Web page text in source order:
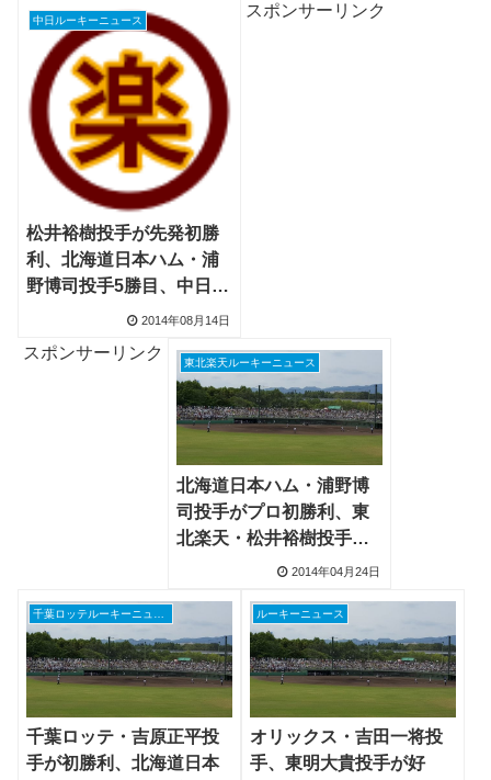
中日ルーキーニュース
松井裕樹投手が先発初勝
利、北海道日本ハム・浦
野博司投手5勝目、中日・
又吉克樹投手は8勝目
2014年08月14日
スポンサーリンク
スポンサーリンク
東北楽天ルーキーニュース
北海道日本ハム・浦野博
司投手がプロ初勝利、東
北楽天・松井裕樹投手が2
2014年04月24日
千葉ロッテルーキーニュース
千葉ロッテ・吉原正平投
手が初勝利、北海道日本
ルーキーニュース
オリックス・吉田一将投
手、東明大貴投手が好